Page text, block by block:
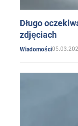
Długo
zdjęciach
Wiadomości